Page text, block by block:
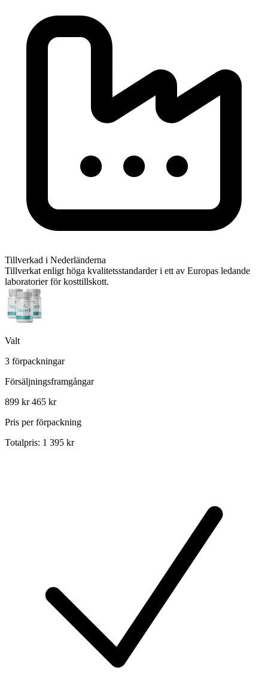
Tillverkad i Nederländerna
Tillverkat enligt höga kvalitetsstandarder i ett av Europas ledande
laboratorier för kosttillskott.
Valt
3 förpackningar
Försäljningsframgångar
899 kr465 kr
Pris per förpackning
Totalpris: 1 395 kr